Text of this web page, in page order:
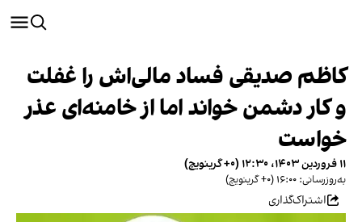
کاظم صدیقی فساد مالی‌اش را غفلت
و کار دشمن خواند اما از خامنه‌ای عذر
خواست
۱۱ فروردین ۱۴۰۳، ۱۲:۳۰ (‎+۰ گرینویچ)
به‌روزرسانی: ۱۶:۰۰ (‎+۰ گرینویچ)
اشتراک‌گذاری